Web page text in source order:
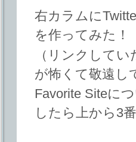
右カラムに
を作ってみた！
（リンクして
が怖くて敬遠し
Favorite Siteに
したら上から3